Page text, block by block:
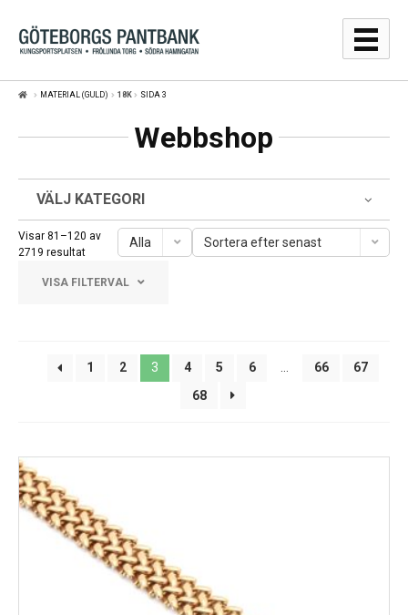
Hoppa
till
navigering
Hoppa
till
innehåll
GULDPRISER
SÄLJA
WEBBSHOP
AUKTIONER
KONTAKT
MATERIAL (GULD) 18K SIDA 3
Webbshop
VÄLJ KATEGORI
Visar 81–120 av
2719 resultatSortera
senaste
Alla Sortera efter senast
VISA FILTERVAL
Frölunda Torg
Järntorget
1 2 3 4 5 6 … 66
67
68